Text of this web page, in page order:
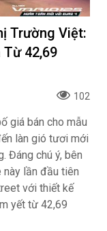
Trường Việt:
Từ 42,69
102
giá bán cho mẫu
làn gió tươi mới
Đáng chú ý, bên
lần đầu tiên
với thiết kế
yết từ 42,69